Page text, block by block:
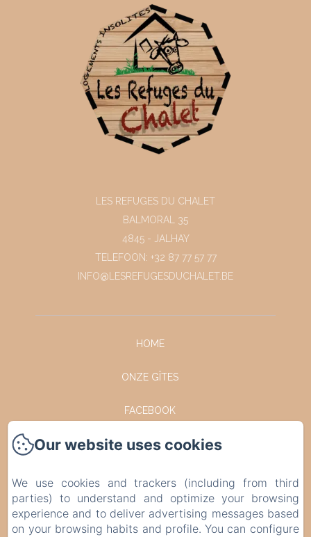
LES REFUGES DU CHALET
BALMORAL 35
4845 - JALHAY
TELEFOON: +32 87 77 57 77
INFO@LESREFUGESDUCHALET.BE
HOME
ONZE GÎTES
FACEBOOK
INSTAGRAM
NEEM CONTACT OP MET
POLITIQUE DE CONFIDENTIALITÉ
Our website uses cookies
We use cookies and trackers (including from third
parties) to understand and optimize your browsing
experience and to deliver advertising messages based
on your browsing habits and profile. You can configure